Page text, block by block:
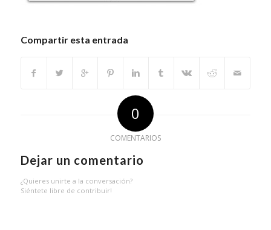
Compartir esta entrada
0
COMENTARIOS
Dejar un comentario
¿Quieres unirte a la conversación?
Siéntete libre de contribuir!